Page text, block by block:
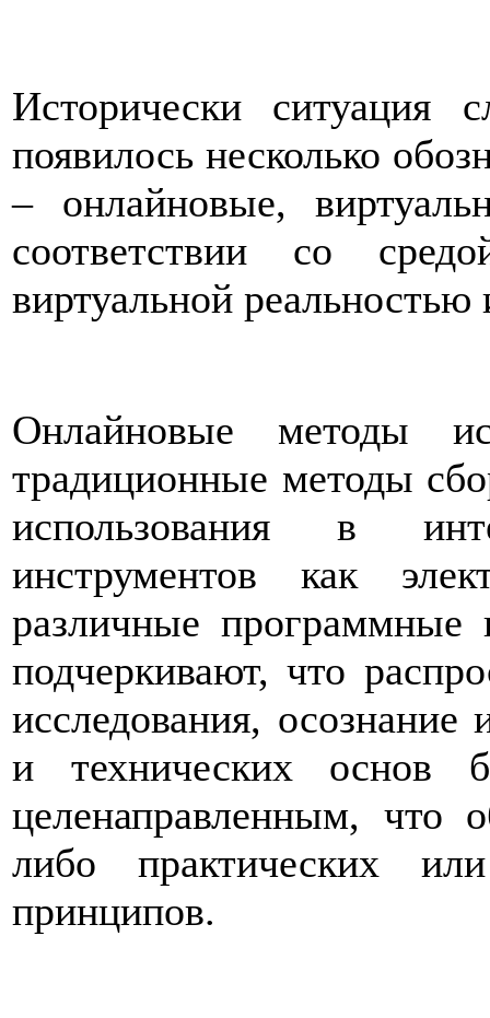
Исторически ситуация
появилось несколько
– онлайновые,
соответствии со
виртуальной
Онлайновые методы
традиционные методы
использования в
инструментов как
различные
подчеркивают, что
исследования, осознание
и технических основ
целенаправленным, что
либо практических
принципов.